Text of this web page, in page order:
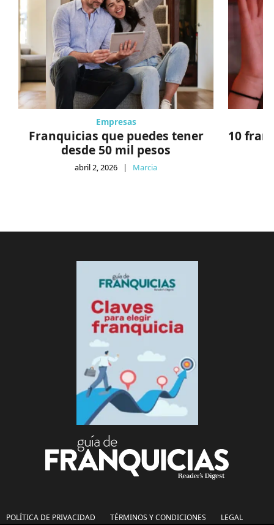
Empresas
Franquicias que puedes tener
desde 50 mil pesos
abril 2, 2026 | Marcia
10
POLÍTICA DE PRIVACIDAD TÉRMINOS Y CONDICIONES LEGAL